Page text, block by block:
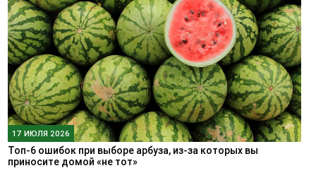
17 ИЮЛЯ 2026
Топ-6 ошибок при выборе арбуза, из-за которых вы
приносите домой «не тот»